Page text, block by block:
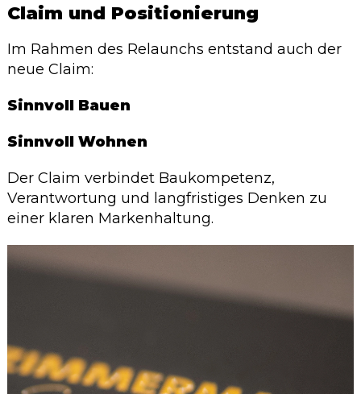
Claim und Positionierung
Im Rahmen des Relaunchs entstand auch der
neue Claim:
Sinnvoll Bauen
Sinnvoll Wohnen
Der Claim verbindet Baukompetenz,
Verantwortung und langfristiges Denken zu
einer klaren Markenhaltung.